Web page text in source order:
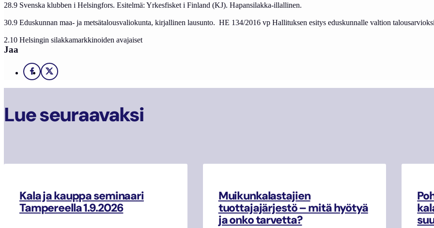
28.9 Svenska klubben i Helsingfors. Esitelmä: Yrkesfisket i Finland (KJ). Hapansilakka-illallinen.
30.9 Eduskunnan maa- ja metsätalousvaliokunta, kirjallinen lausunto. HE 134/2016 vp Hallituksen esitys eduskunnalle valtion
2.10 Helsingin silakkamarkkinoiden avajaiset
Jaa
Facebook
X
Lue seuraavaksi
Kala ja kauppa seminaari
Tampereella 1.9.2026
Muikunkalastajien
tuottajajärjestö – mitä hyötyä
ja onko tarvetta?